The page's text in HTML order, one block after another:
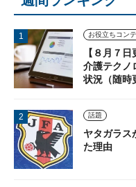
【８月７
介護テク
状況（随時
話題
ヤタガラス
た理由